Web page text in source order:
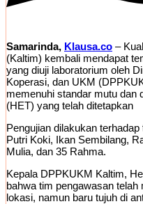
Samarinda, Klausa.co –
(Kaltim) kembali mendapat
yang diuji laboratorium oleh
Koperasi, dan UKM
memenuhi standar mutu dan
(HET) yang telah ditetapkan
Pengujian dilakukan
Putri Koki, Ikan Sembilang,
Mulia, dan 35 Rahma.
Kepala DPPKUKM Kaltim,
bahwa tim pengawasan
lokasi, namun baru tujuh di